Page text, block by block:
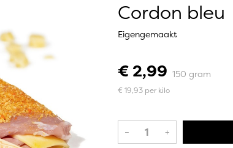
Cordon bleu
Eigengemaakt
€ 2,99 150 gram
€ 19,93 per kilo
– +